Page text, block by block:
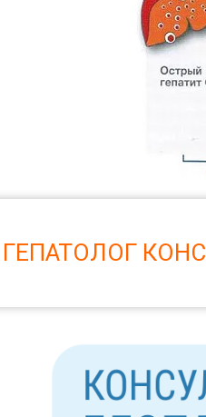
ГЕПАТОЛОГ